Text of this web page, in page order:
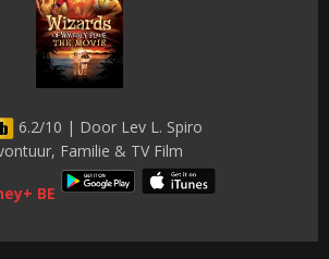
6.2/10 | Door Lev L. Spiro
Familie & TV Film